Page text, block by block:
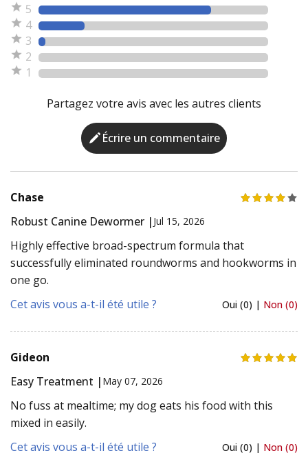
5
4
3
2
1
Partagez votre avis avec les autres clients
Écrire un commentaire
Chase
Robust Canine Dewormer | Jul 15, 2026
Highly effective broad-spectrum formula that
successfully eliminated roundworms and hookworms in
one go.
Cet avis vous a-t-il été utile ?
Oui (0) | Non (0)
Gideon
Easy Treatment | May 07, 2026
No fuss at mealtime; my dog eats his food with this
mixed in easily.
Cet avis vous a-t-il été utile ?
Oui (0) | Non (0)